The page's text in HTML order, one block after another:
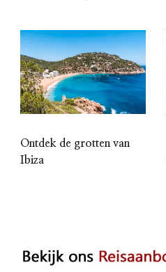
Ontdek de grotten van
Ibiza